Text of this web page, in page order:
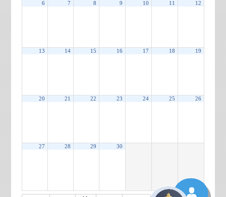
6 7 8 9 10 11 12
13 14 15 16 17 18 19
20 21 22 23 24 25 26
27 28 29 30